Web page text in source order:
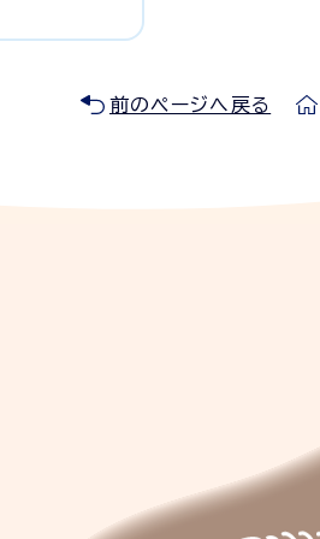
前のページへ戻る